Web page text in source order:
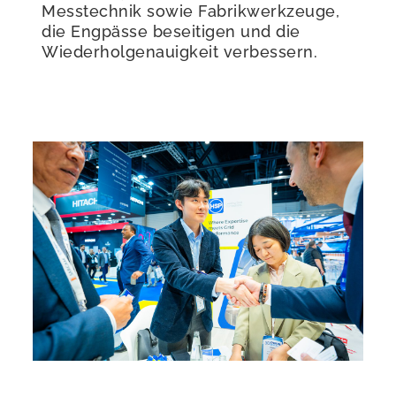
Messtechnik sowie Fabrikwerkzeuge,
die Engpässe beseitigen und die
Wiederholgenauigkeit verbessern.